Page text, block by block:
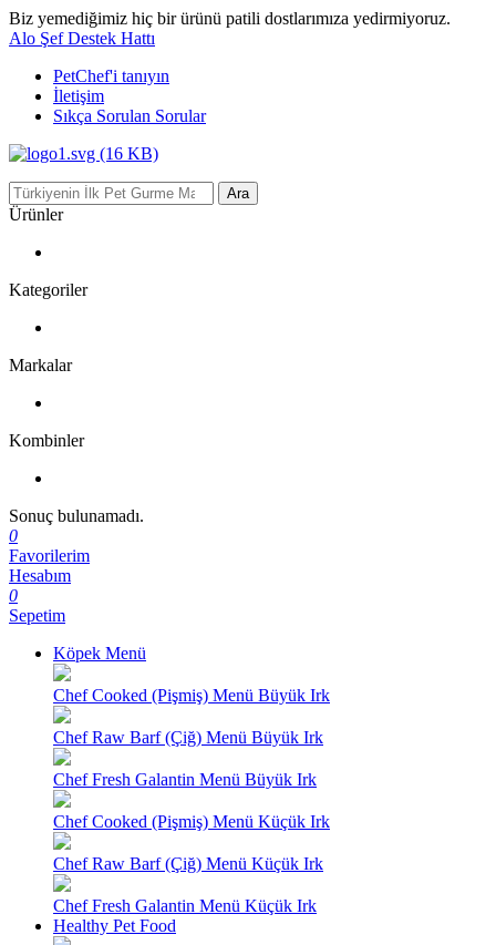
Biz yemediğimiz hiç bir ürünü patili dostlarımıza yedirmiyoruz.
Alo Şef Destek Hattı
PetChef'i tanıyın
İletişim
Sıkça Sorulan Sorular
Ara
Ürünler
Kategoriler
Markalar
Kombinler
Sonuç bulunamadı.
0
Favorilerim
Hesabım
0
Sepetim
Köpek Menü
Chef Cooked (Pişmiş) Menü Büyük Irk
Chef Raw Barf (Çiğ) Menü Büyük Irk
Chef Fresh Galantin Menü Büyük Irk
Chef Cooked (Pişmiş) Menü Küçük Irk
Chef Raw Barf (Çiğ) Menü Küçük Irk
Chef Fresh Galantin Menü Küçük Irk
Healthy Pet Food